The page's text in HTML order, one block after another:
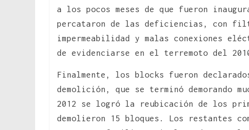
a los pocos meses de que fueron
percataron de las deficiencias, con
impermeabilidad y malas conexiones
de evidenciarse en el terremoto del
Finalmente, los blocks fueron
demolición, que se terminó demorando
2012 se logró la reubicación de los
demolieron 15 bloques. Los restantes